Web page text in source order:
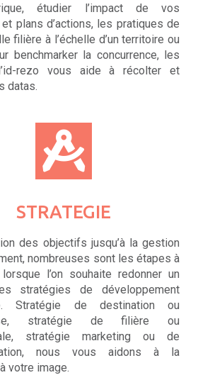
étudier l’impact de vos
plans d’actions, les pratiques de
filière à l’échelle d’un territoire ou
benchmarker la concurrence, les
rezo vous aide à récolter et
datas.
STRATEGIE
des objectifs jusqu’à la gestion
nombreuses sont les étapes à
l’on souhaite redonner un
stratégies de développement
Stratégie de destination ou
stratégie de filière ou
stratégie marketing ou de
nous vous aidons à la
votre image.